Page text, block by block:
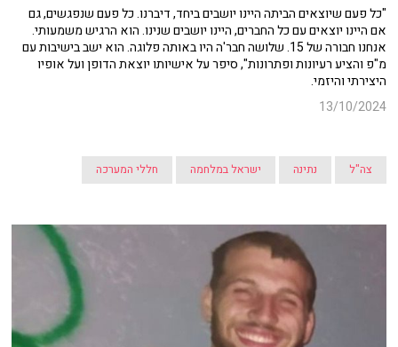
"כל פעם שיוצאים הביתה היינו יושבים ביחד, דיברנו. כל פעם שנפגשים, גם
אם היינו יוצאים עם כל החברים, היינו יושבים שנינו. הוא הרגיש משמעותי.
אנחנו חבורה של 15. שלושה חבר'ה היו באותה פלוגה. הוא ישב בישיבות עם
מ"פ והציע רעיונות ופתרונות", סיפר על אישיותו יוצאת הדופן ועל אופיו
היצירתי והיזמי.
13/10/2024
צה"ל נתינה ישראל במלחמה חללי המערכה